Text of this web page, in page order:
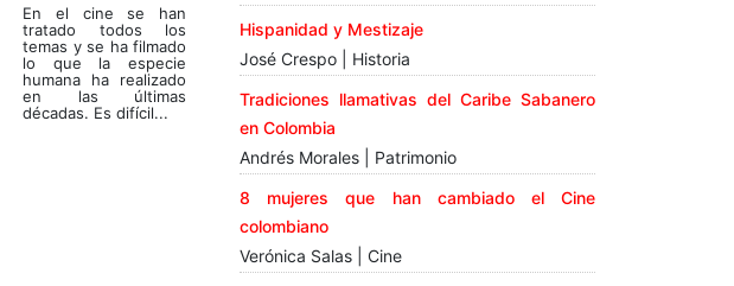
En el cine se han
tratado todos los
temas y se ha filmado
lo que la especie
humana ha realizado
en las últimas
décadas. Es difícil...
Hispanidad y Mestizaje
José Crespo | Historia
Tradiciones llamativas del Caribe Sabanero
en Colombia
Andrés Morales | Patrimonio
8 mujeres que han cambiado el Cine
colombiano
Verónica Salas | Cine